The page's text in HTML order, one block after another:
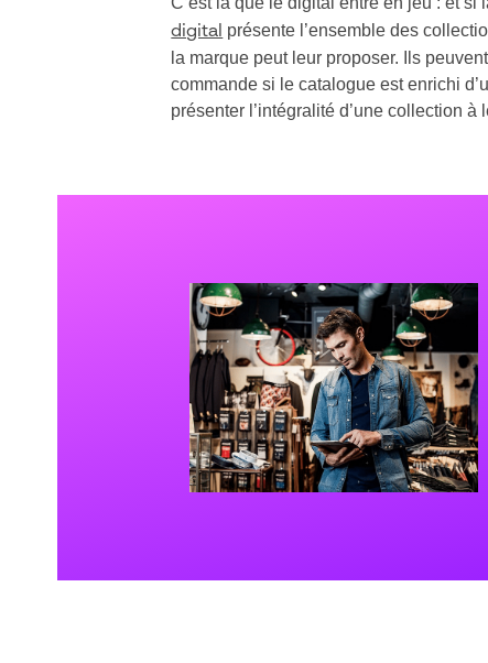
digital présente l’ensemble des
la marque peut leur proposer. Ils
commande si le catalogue est enrichi
présenter l’intégralité d’une collection à